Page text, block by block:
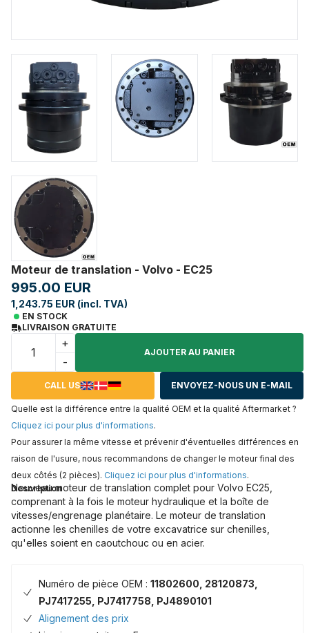
Moteur de translation - Volvo - EC25
995.00 EUR
1,243.75 EUR (incl. TVA)
EN STOCK
LIVRAISON GRATUITE
+
-
AJOUTER AU PANIER
CALL US ENVOYEZ-NOUS UN E-MAIL
Quelle est la différence entre la qualité OEM et la qualité Aftermarket ?
Cliquez ici pour plus d'informations.
Pour assurer la même vitesse et prévenir d'éventuelles différences en
raison de l'usure, nous recommandons de changer le moteur final des
deux côtés (2 pièces). Cliquez ici pour plus d'informations.
Description
Nouveau moteur de translation complet pour Volvo EC25,
comprenant à la fois le moteur hydraulique et la boîte de
vitesses/engrenage planétaire. Le moteur de translation
actionne les chenilles de votre excavatrice sur chenilles,
qu'elles soient en caoutchouc ou en acier.
Numéro de pièce OEM : 11802600, 28120873,
PJ7417255, PJ7417758, PJ4890101
Alignement des prix